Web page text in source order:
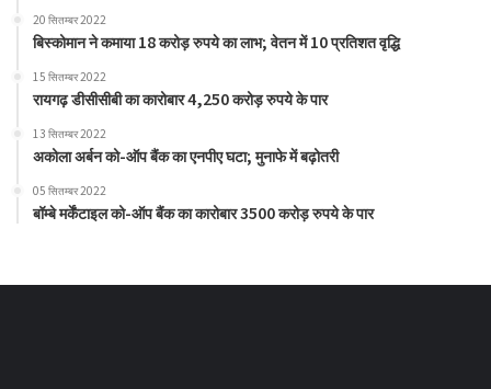
20 सितम्बर 2022
बिस्कोमान ने कमाया 18 करोड़ रुपये का लाभ; वेतन में 10 प्रतिशत वृद्धि
15 सितम्बर 2022
रायगढ़ डीसीसीबी का कारोबार 4,250 करोड़ रुपये के पार
13 सितम्बर 2022
अकोला अर्बन को-ऑप बैंक का एनपीए घटा; मुनाफे में बढ़ोतरी
05 सितम्बर 2022
बॉम्बे मर्केंटाइल को-ऑप बैंक का कारोबार 3500 करोड़ रुपये के पार